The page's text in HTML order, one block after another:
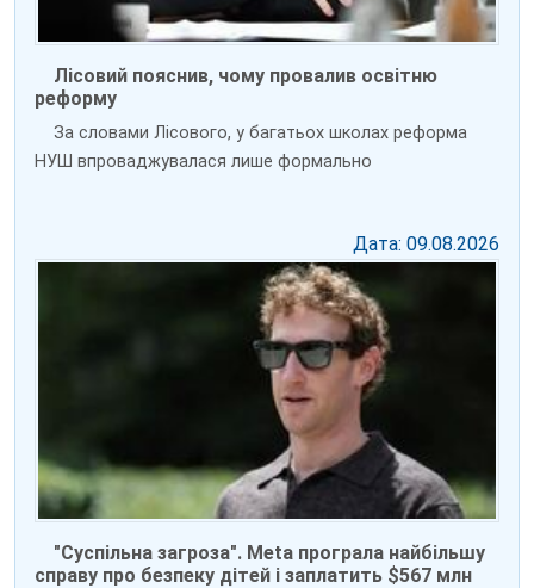
Лісовий пояснив, чому провалив освітню
реформу
За словами Лісового, у багатьох школах реформа
НУШ впроваджувалася лише формально
Дата: 09.08.2026
"Суспільна загроза". Meta програла найбільшу
справу про безпеку дітей і заплатить $567 млн